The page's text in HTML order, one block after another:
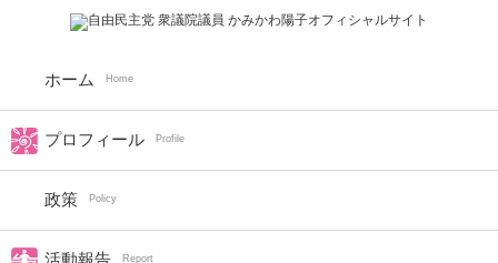
ホーム Home
プロフィール Profile
政策 Policy
Report